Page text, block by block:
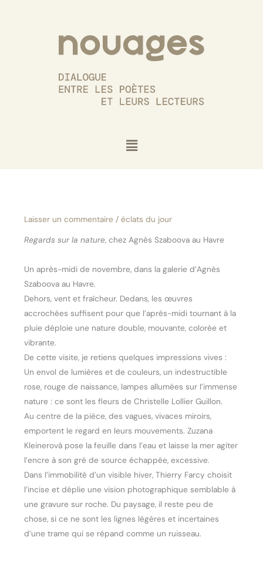
Menu
Laisser un commentaire /éclats du jour
Regards sur la nature, chez Agnès Szaboova au Havre
Un après-midi de novembre, dans la galerie d’Agnès
Szaboova au Havre.
Dehors, vent et fraîcheur. Dedans, les œuvres
accrochées suffisent pour que l’après-midi tournant à la
pluie déploie une nature double, mouvante, colorée et
vibrante.
De cette visite, je retiens quelques impressions vives :
Un envol de lumières et de couleurs, un indestructible
rose, rouge de naissance, lampes allumées sur l’immense
nature : ce sont les fleurs de Christelle Lollier Guillon.
Au centre de la pièce, des vagues, vivaces miroirs,
emportent le regard en leurs mouvements. Zuzana
Kleinerová pose la feuille dans l’eau et laisse la mer agiter
l’encre à son gré de source échappée, excessive.
Dans l’immobilité d’un visible hiver, Thierry Farcy choisit
l’incise et déplie une vision photographique semblable à
une gravure sur roche. Du paysage, il reste peu de
chose, si ce ne sont les lignes légères et incertaines
d’une trame qui se répand comme un ruisseau.